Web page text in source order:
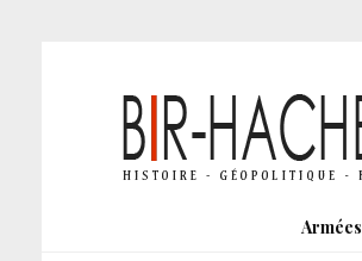
Armées